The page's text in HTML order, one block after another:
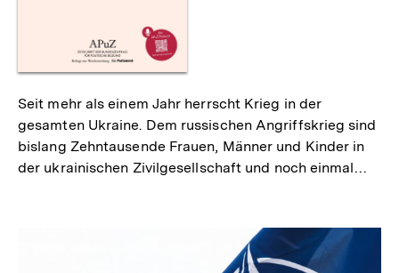
Seit mehr als einem Jahr herrscht Krieg in der
gesamten Ukraine. Dem russischen Angriffskrieg sind
bislang Zehntausende Frauen, Männer und Kinder in
der ukrainischen Zivilgesellschaft und noch einmal…